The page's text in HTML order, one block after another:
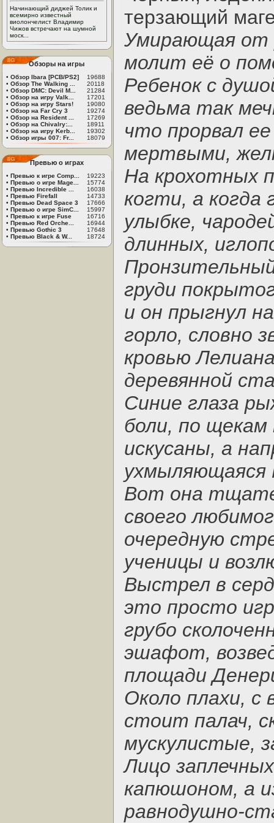
Начинающий диджей Толик и
всемирно известный
виолончелист Владимир
Чижов встречают на шумной
моск...
Обзоры на игры
• Обзор Ibara [PCB/PS2]
19688
• Обзор The Walking ...
20118
• Обзор DMC: Devil M...
21284
• Обзор на игру Valk...
17201
• Обзор на игру Stars!
19080
• Обзор на Far Cry 3
19274
• Обзор на Resident ...
17269
• Обзор на Chivalry:...
18911
• Обзор на игру Kerb...
19302
• Обзор игры 007: Fr... 18079
Превью о играх
• Превью к игре Comp...
19223
• Превью о игре Mage...
15774
• Превью Incredible ...
16038
• Превью Firefall
14733
• Превью Dead Space 3
17666
• Превью о игре SimC...
15997
• Превью к игре Fuse
16716
• Превью Red Orche...
16944
• Превью Gothic 3
17648
• Превью Black & W... 18724
терзающий
Умирающая от
молит её о
Ребенок с
ведьма так
что прорвал
мертвыми,
На крохотных
когти, а когда
улыбке,
длинных,
груди
и он прыгнул
горло, словно
кровью
деревянной
Синие глаза
боли, по
искусаны, а
ухмыляющаяся
Вот она
своего
очередную
ученицы и
Выстрел в
это просто
грубо
эшафот,
площади
Около плахи,
стоит палач,
мускулистые,
Лицо
капюшоном, а
равнодушно-